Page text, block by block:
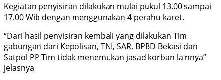
Kegiatan penyisiran dilakukan mulai pukul 13.00 sampai
17.00 Wib dengan menggunakan 4 perahu karet.
“Dari hasil penyisiran kembali yang dilakukan Tim
gabungan dari Kepolisan, TNI, SAR, BPBD Bekasi dan
Satpol PP Tim tidak menemukan jasad korban lainnya”
jelasnya